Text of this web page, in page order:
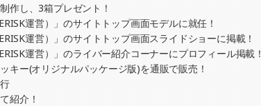
ルカード制作・PRイベント）
作・PRイベント）
作し、3箱プレゼント！
運営）」のサイトトップ画面モデルに就任！
運営）」のサイトトップ画面スライドショーに掲載！
運営）」のライバー紹介コーナーにプロフィール掲載！
キー(オリジナルパッケージ版)を通販で販売！
紹介！